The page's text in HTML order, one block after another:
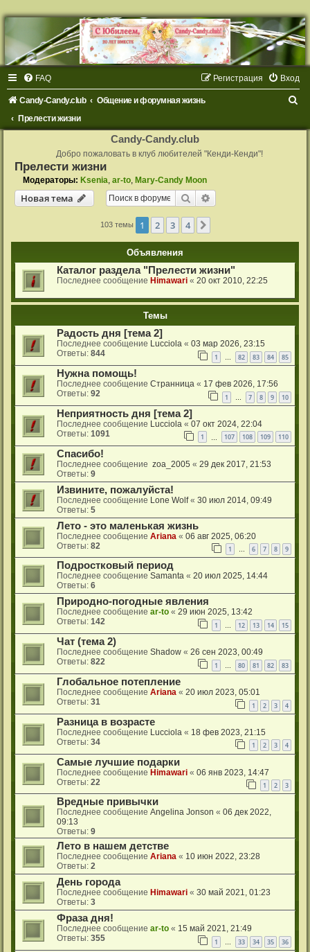
FAQ Вход
Регистрация
Candy-Candy.club
Общение и форумная жизнь
Прелести жизни
Candy-Candy.club
Добро пожаловать в клуб любителей "Кенди-Кенди"!
Прелести жизни
Модераторы: Ksenia, ar-to, Mary-Candy Moon
Новая тема Поиск
103 темы 1 2 3 4
Объявления
Каталог раздела "Прелести жизни"
Последнее сообщение Himawari « 20 окт 2010, 22:25
Темы
Радость дня [тема 2]
Последнее сообщение Lucciola « 03 мар 2026, 23:15
Ответы: 844 1 … 82 83 84 85
Нужна помощь!
Последнее сообщение Странница « 17 фев 2026, 17:56
Ответы: 92 1 7 8 9 10
Неприятность дня [тема 2]
Последнее сообщение Lucciola « 07 окт 2024, 22:04
Ответы: 1091 1 107 108 109 110
Спасибо!
Последнее сообщение zoa_2005 « 29 дек 2017, 21:53
Ответы: 9
Извините, пожалуйста!
Последнее сообщение Lone Wolf« 30 июл 2014, 09:49
Ответы: 5
Лето - это маленькая жизнь
Последнее сообщение Ariana « 06 авг 2025, 06:20
Ответы: 82 1 … 6 7 8 9
Подростковый период
Последнее сообщение Samanta « 20 июл 2025, 14:44
Ответы: 6
Природно-погодные явления
Последнее сообщение ar-to « 29 июн 2025, 13:42
Ответы: 142 1 … 12 13 14 15
Чат (тема 2)
Последнее сообщение Shadow « 26 сен 2023, 00:49
Ответы: 822 1 … 80 81 82 83
Глобальное потепление
Последнее сообщение Ariana « 20 июл 2023, 05:01
Ответы: 31 1 2 3 4
Разница в возрасте
Последнее сообщение Lucciola « 18 фев 2023, 21:15
Ответы: 34 1 2 3 4
Самые лучшие подарки
Последнее сообщение Himawari « 06 янв 2023, 14:47
Ответы: 22 1 2 3
Вредные привычки
Последнее сообщение Angelina Jonson « 06 дек 2022,
09:13
Ответы: 9
Лето в нашем детстве
Последнее сообщение Ariana « 10 июн 2022, 23:28
Ответы: 2
День города
Последнее сообщение Himawari « 30 май 2021, 01:23
Ответы: 3
Фраза дня!
Последнее сообщение ar-to « 15 май 2021, 21:49
Ответы: 355 1 … 33 34 35 36